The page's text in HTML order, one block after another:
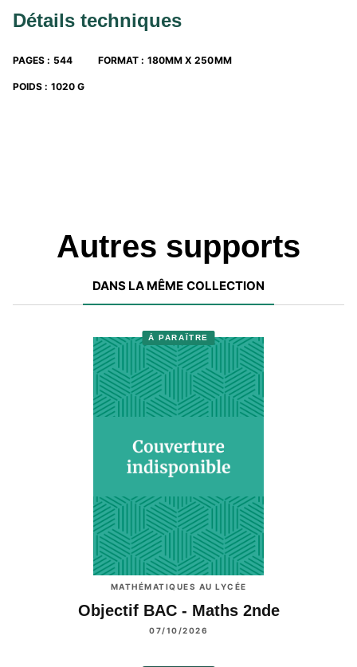
Détails techniques
PAGES : 544 FORMAT : 180MM X 250MM
POIDS : 1020 G
Autres supports
DANS LA MÊME COLLECTION
À PARAÎTRE
MATHÉMATIQUES AU LYCÉE
Objectif BAC - Maths 2nde
07/10/2026